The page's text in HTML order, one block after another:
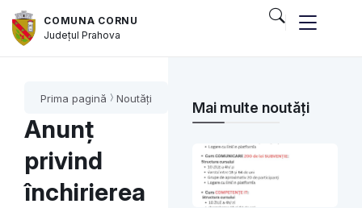
COMUNA CORNU
JudețulPrahova
Prima pagină Noutăți
Anunț
privind
închirierea
Mai multe noutăți